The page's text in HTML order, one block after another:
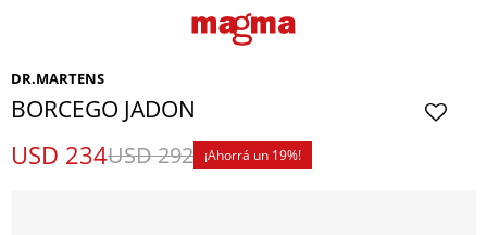
DR.MARTENS
BORCEGO JADON
USD 234USD292 19